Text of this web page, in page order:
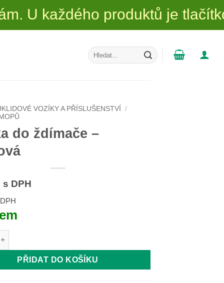
produktů je tlačítko dotaz
Hledat:
VOZÍKY A PŘÍSLUŠENSTVÍ
/
do ždímače –
s DPH
PŘIDAT DO KOŠÍKU